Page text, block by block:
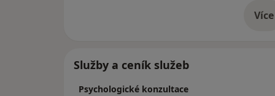
Více
o
Služby a ceník služeb
Psychologické konzultace